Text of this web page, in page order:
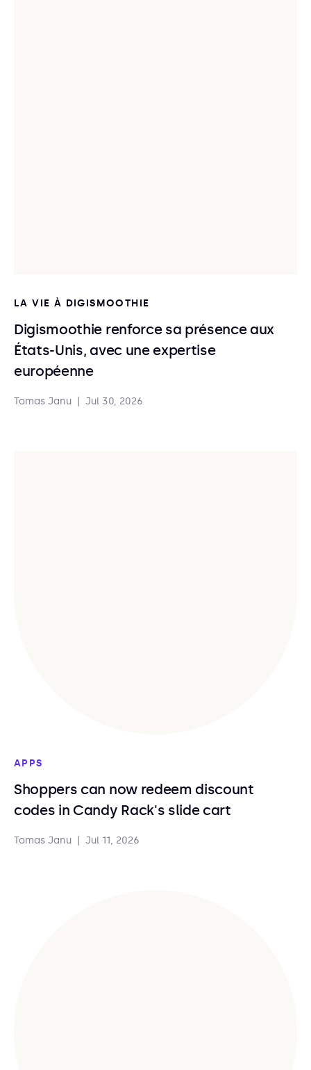
LA VIE À DIGISMOOTHIE
Digismoothie renforce sa présence aux
États-Unis, avec une expertise
européenne
Tomas Janu Jul 30, 2026
APPS
Shoppers can now redeem discount
codes in Candy Rack's slide cart
Tomas Janu Jul 11, 2026